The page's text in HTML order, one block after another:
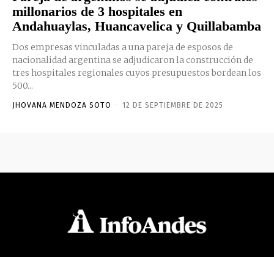
millonarios de 3 hospitales en
Andahuaylas, Huancavelica y Quillabamba
Dos empresas vinculadas a una pareja de esposos de
nacionalidad argentina se adjudicaron la construcción de
tres hospitales regionales cuyos presupuestos bordean los
500...
JHOVANA MENDOZA SOTO - 12 DE SEPTIEMBRE DE 2025